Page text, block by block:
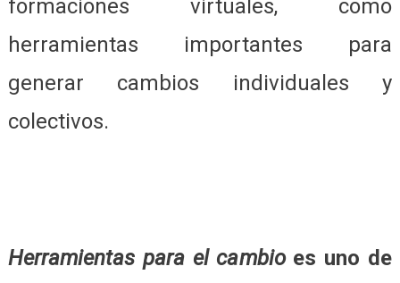
formaciones virtuales, como
herramientas importantes para
generar cambios individuales y
colectivos.
Herramientas para el cambioes uno de